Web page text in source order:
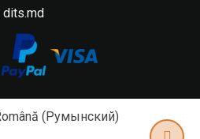
dits.md
(Румынский)